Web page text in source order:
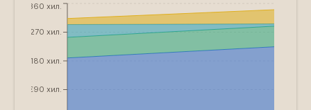
€90 хил.
€180 хил.
€270 хил.
€360 хил.